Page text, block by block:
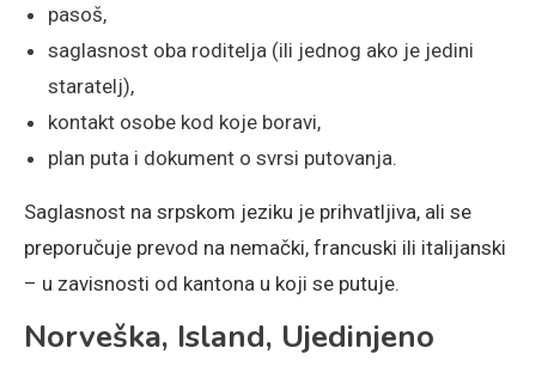
pasoš,
saglasnost oba roditelja (ili jednog ako je jedini
staratelj),
kontakt osobe kod koje boravi,
plan puta i dokument o svrsi putovanja.
Saglasnost na srpskom jeziku je prihvatljiva, ali se
preporučuje prevod na nemački, francuski ili italijanski
– u zavisnosti od kantona u koji se putuje.
Norveška, Island, Ujedinjeno